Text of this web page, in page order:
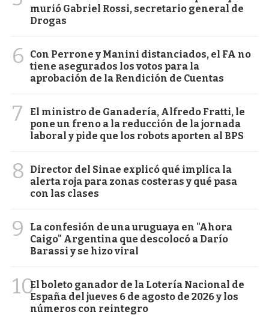
murió Gabriel Rossi, secretario general de
Drogas
6
Con Perrone y Manini distanciados, el FA no
tiene asegurados los votos para la
aprobación de la Rendición de Cuentas
7
El ministro de Ganadería, Alfredo Fratti, le
pone un freno a la reducción de la jornada
laboral y pide que los robots aporten al BPS
8
Director del Sinae explicó qué implica la
alerta roja para zonas costeras y qué pasa
con las clases
9
La confesión de una uruguaya en "Ahora
Caigo" Argentina que descolocó a Darío
Barassi y se hizo viral
10El boleto ganador de la Lotería Nacional de
España del jueves 6 de agosto de 2026 y los
números con reintegro